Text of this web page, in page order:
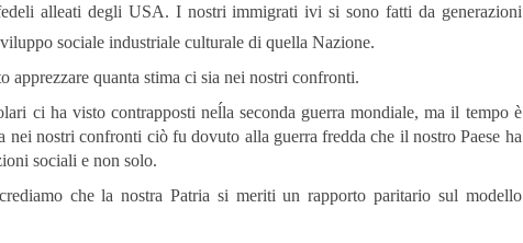
alleati degli USA. I nostri immigrati ivi sisono fatti da generazioni
sociale industriale culturale di quella Nazione.
apprezzare quanta stima ci sia nei nostri confronti.
ci ha visto contrapposti neĺla seconda guerra mondiale,ma il tempo è
nei nostri confronti ciò fu dovuto alla guerra fredda che il nostro Paese ha
sociali e non solo.
che la nostra Patria si meriti un rapporto paritario sul modello